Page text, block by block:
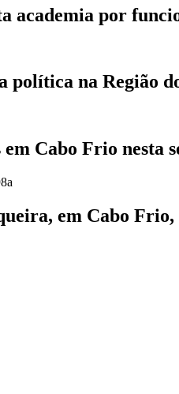
por
política na Região
Cabo Frio nesta
em Cabo Frio,